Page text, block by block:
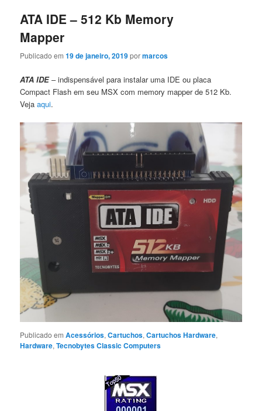
ATA IDE – 512 Kb Memory
Mapper
Publicado em19 de janeiro, 2019pormarcos
ATA IDE– indispensável para instalar uma IDE ou placa
Compact Flash em seu MSX com memory mapper de 512 Kb.
Vejaaqui.
Publicado em Acessórios,Cartuchos,Cartuchos Hardware,
Hardware,Tecnobytes Classic Computers